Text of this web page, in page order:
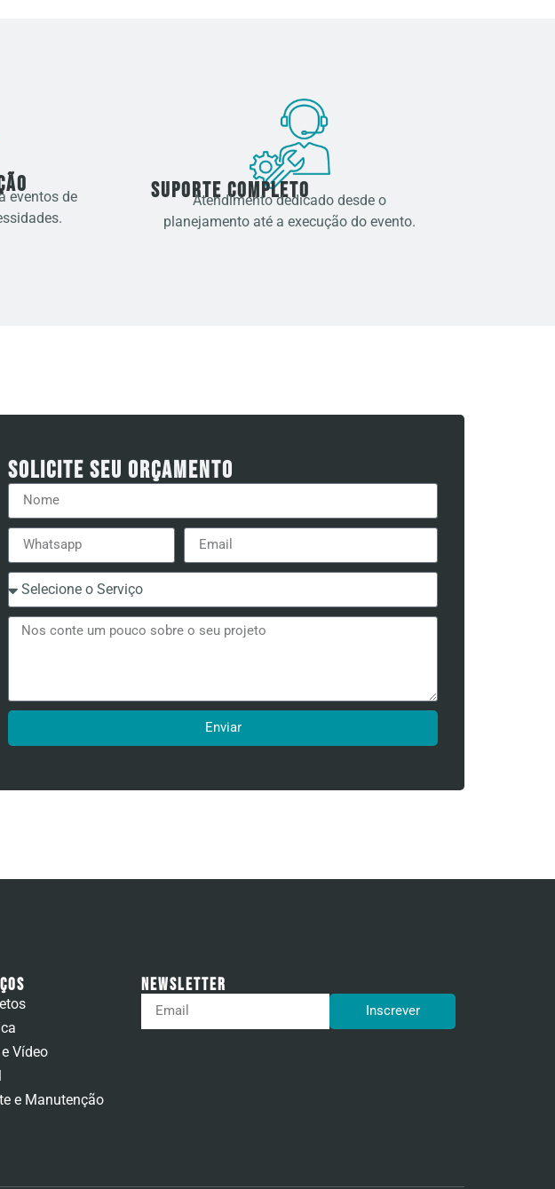
eventos de
Suporte Completo
Atendimento dedicado desde o
planejamento até a execução do evento.
Solicite seu orçamento
Enviar
Vídeo
e Manutenção
Newsletter
Inscrever